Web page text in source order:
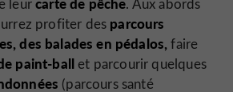
leur
. Aux abords
profiter des parcours
des balades en pédalos,faire
paint-ballet parcourir quelques
(parcours santé